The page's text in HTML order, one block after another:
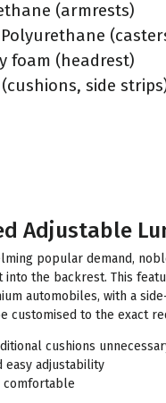
(armrests)
foam (headrest)
side
Adjustable
popular demand,
the backrest. This
automobiles, with a
customised to the exact
cushions
easy adjustability